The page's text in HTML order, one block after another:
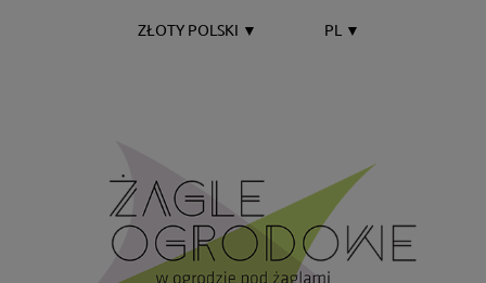
ZŁOTY POLSKI ▼ PL ▼